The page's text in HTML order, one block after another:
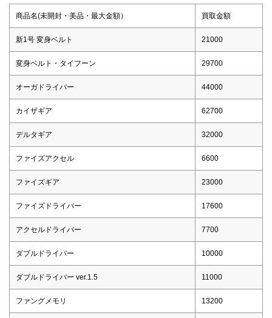
商品名(未開封・美品・最大金額） 買取金額
新1号 変身ベルト 21000
変身ベルト・タイフーン 29700
オーガドライバー 44000
カイザギア 62700
デルタギア 32000
ファイズアクセル 6600
ファイズギア 23000
ファイズドライバー 17600
アクセルドライバー 7700
ダブルドライバー 10000
ダブルドライバー ver.1.5 11000
ファングメモリ 13200